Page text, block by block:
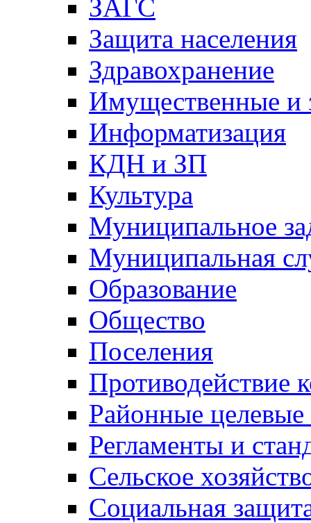
ЗАГС
Защита населения
Здравохранение
Имущественные и
Информатизация
КДН и ЗП
Культура
Муниципальное
Муниципальная
Образование
Общество
Поселения
Противодействие
Районные
Регламенты и
Сельское
Социальная